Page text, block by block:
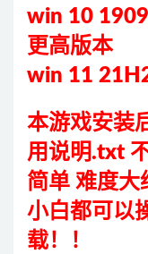
win 10
更高版本
win 11
本游戏安装
用说明.txt
简单 难度大
小白都可以
载！！